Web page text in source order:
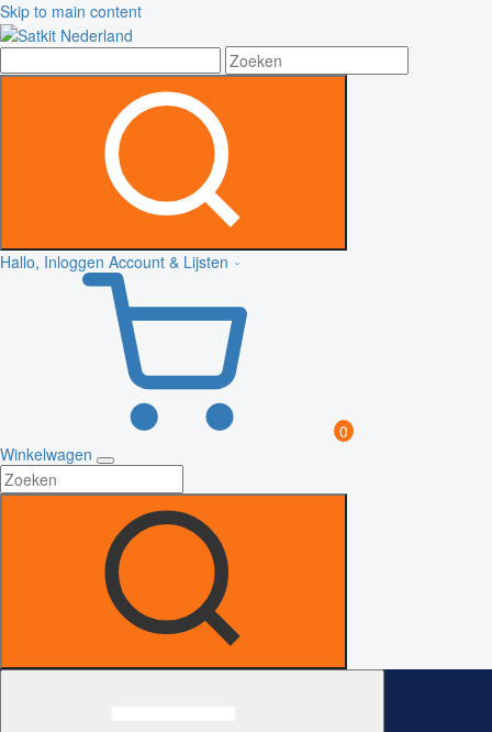
Skip to main content
Hallo, Inloggen Account & Lijsten
0
Winkelwagen